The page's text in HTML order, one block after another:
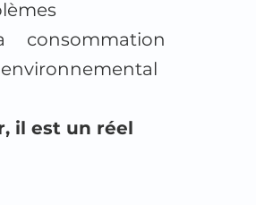
consommation
il est un réel